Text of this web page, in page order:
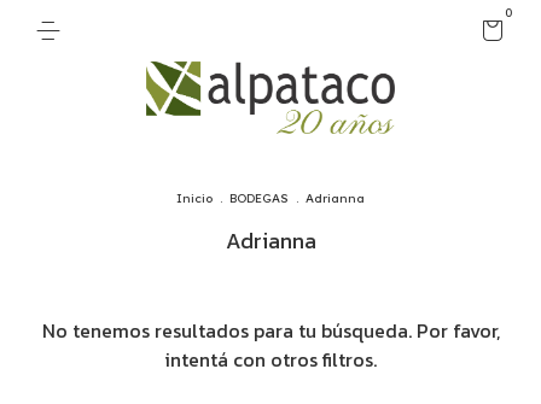
0
Inicio . BODEGAS . Adrianna
Adrianna
No tenemos resultados para tu búsqueda. Por favor,
intentá con otros filtros.